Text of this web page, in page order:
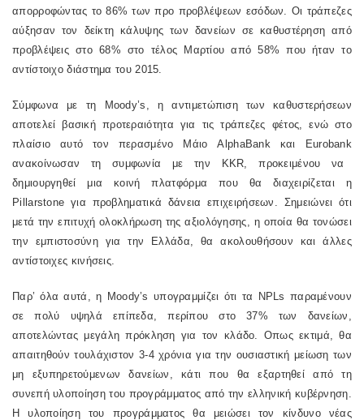
απορροφώντας το 86% των προ προβλέψεων εσόδων. Οι τράπεζες
αύξησαν τον δείκτη κάλυψης των δανείων σε καθυστέρηση από
προβλέψεις στο 68% στο τέλος Μαρτίου από 58% που ήταν το
αντίστοιχο διάστημα του 2015.
Σύμφωνα με τη Moody’s , η αντιμετώπιση των καθυστερήσεων
αποτελεί βασική προτεραιότητα για τις τράπεζες φέτος, ενώ στο
πλαίσιο αυτό τον περασμένο ΜάιοAlphaBank και
Eurobank
ανακοίνωσαν τη συμφωνία με την
KKR, προκειμένου να
δημιουργηθεί μια κοινή πλατφόρμα που θα διαχειρίζεται η
Pillarstone για προβληματικά δάνεια επιχειρήσεων. Σημειώνει ότι
μετά την επιτυχή ολοκλήρωση της αξιολόγησης, η οποία θα τονώσει
την εμπιστοσύνη για την Ελλάδα, θα ακολουθήσουν και άλλες
αντίστοιχες κινήσεις.
Παρ’ όλα αυτά, η Moody’s υπογραμμίζει ότι τα NPLs παραμένουν
σε πολύ υψηλά επίπεδα, περίπου στο 37% των δανείων,
αποτελώντας μεγάλη πρόκληση για τον κλάδο. Οπως εκτιμά, θα
απαιτηθούν τουλάχιστον 3-4 χρόνια για την ουσιαστική μείωση των
μη εξυπηρετούμενων δανείων, κάτι που θα εξαρτηθεί από τη
συνεπή υλοποίηση του προγράμματος από την ελληνική κυβέρνηση.
Η υλοποίηση του προγράμματος θα μειώσει τον κίνδυνο νέας